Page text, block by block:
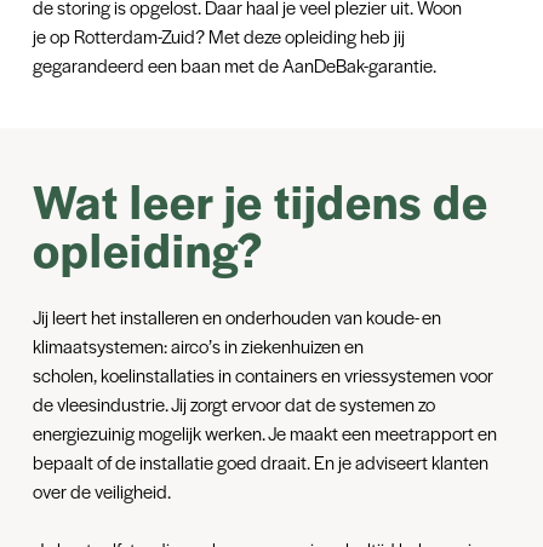
de storing is opgelost. Daar haal je veel plezier uit. Woon
je op Rotterdam-Zuid? Met deze opleiding heb jij
gegarandeerd een baan met de AanDeBak-garantie.
Wat leer je tijdens de
opleiding?
Jij leert het installeren en onderhouden van koude- en
klimaatsystemen: airco’s in ziekenhuizen en
scholen, koelinstallaties in containers en vriessystemen voor
de vleesindustrie. Jij zorgt ervoor dat de systemen zo
energiezuinig mogelijk werken. Je maakt een meetrapport en
bepaalt of de installatie goed draait. En je adviseert klanten
over de veiligheid.